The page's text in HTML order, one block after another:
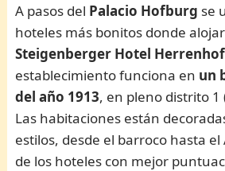
A pasos del Palacio Hofburg se
hoteles más bonitos donde
Steigenberger Hotel Herrenhof
establecimiento funciona en un
del año 1913, en pleno distrito 1
Las habitaciones están
estilos, desde el barroco hasta el
de los hoteles con mejor